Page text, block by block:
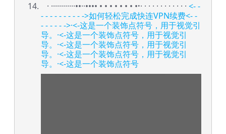
· ············••··•••• • • • • • • • •·· · · · · · · · · · · · <- -
- - - - - - - - - ->如何轻松完成快连VPN续费<- -
- - - - - ->·<-这是一个装饰点符号，用于视觉引
导。 ·<-这是一个装饰点符号，用于视觉引
导。 ·<-这是一个装饰点符号，用于视觉引
导。 ·<-这是一个装饰点符号，用于视觉引
导。 ·<-这是一个装饰点符号